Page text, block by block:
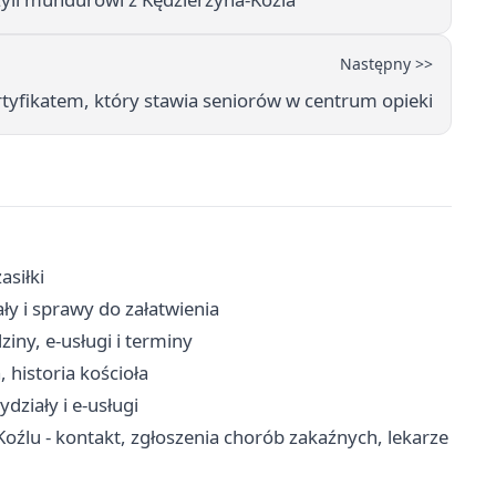
Następny >>
który stawia seniorów w centrum opieki
i sprawy do załatwienia
e-usługi i terminy
historia kościoła
i e-usługi
- kontakt, zgłoszenia chorób zakaźnych, lekarze